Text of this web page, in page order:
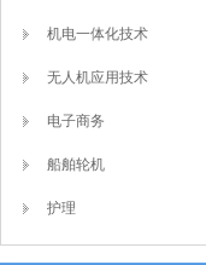
机电一体化技术
无人机应用技术
电子商务
船舶轮机
护理